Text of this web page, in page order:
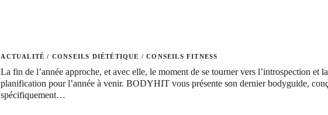
ACTUALITÉ / CONSEILS DIÉTÉTIQUE /CONSEILS FITNESS
La fin de l’année approche, et avec elle, le moment de se tourner vers l’introspection et la
planification pour l’année à venir. BODYHIT vous présente son dernier bodyguide,
spécifiquement…